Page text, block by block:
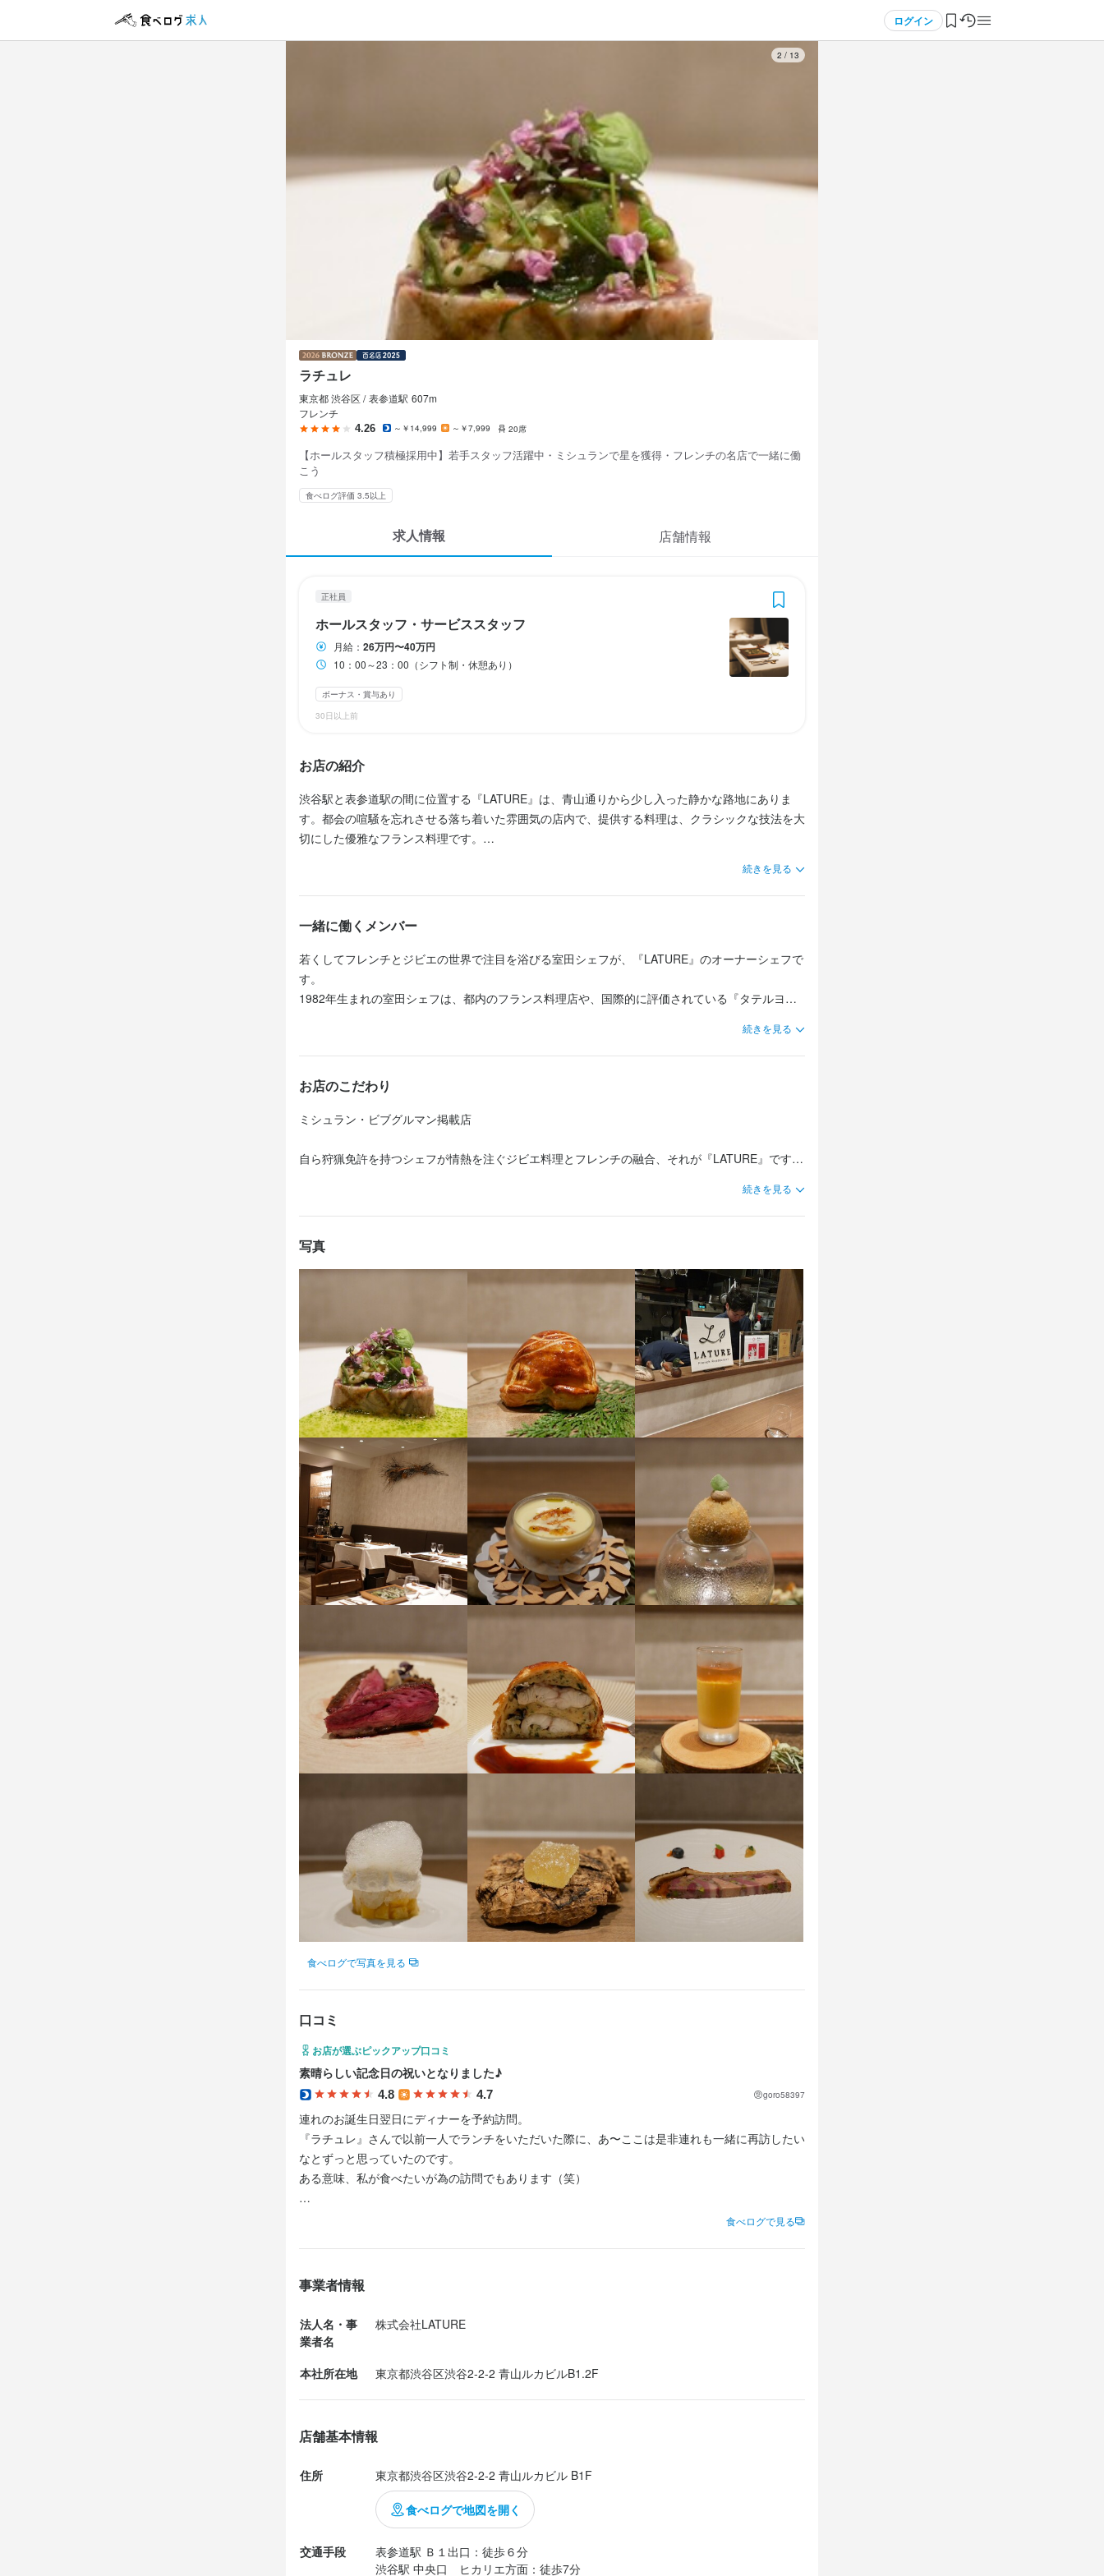
ログイン
3 / 13
ラチュレ
東京都 渋谷区 / 表参道駅 607m
フレンチ
4.26 ～￥14,999 ～￥7,999 20席
【ホールスタッフ積極採用中】若手スタッフ活躍中・ミシュランで星を獲得・フレンチの名店で一緒に働
こう
食べログ評価 3.5以上
求人情報 店舗情報
正社員
ホールスタッフ・サービススタッフ
月給： 26万円〜40万円
10：00～23：00（シフト制・休憩あり）
ボーナス・賞与あり
30日以上前
お店の紹介
渋谷駅と表参道駅の間に位置する『LATURE』は、青山通りから少し入った静かな路地にありま
す。都会の喧騒を忘れさせる落ち着いた雰囲気の店内で、提供する料理は、クラシックな技法を大
切にした優雅なフランス料理です。
春夏には仔羊や仔豚、桜鱒に加え、春野菜や山菜、筍、鮎などを取り入れ、秋冬には国産ジビエや
野生キノコを使用しています。自然との調和を重視し、四季ごとの旬の素材を活かした料理をお楽
しみいただけます。
オープンから1年半でミシュランの1つ星を獲得し、以来7年連続で星付きレストランとして高く評
価されています。
当店はミシュランの格式に縛られることなく、さらなる発展を目指しています。
「これからもっとお店を良くしていきたい」と考える意欲的でチャレンジ精神旺盛な方をお待ちし
ています。
続きを見る
一緒に働くメンバー
若くしてフレンチとジビエの世界で注目を浴びる室田シェフが、『LATURE』のオーナーシェフで
す。
1982年生まれの室田シェフは、都内のフランス料理店や、国際的に評価されている『タテルヨシ
2016年に『LATURE』をオープンし、フランスのレストランガイド『ゴ・エ・ミヨ』で「明日の
グランシェフ賞」を受賞。2018年にはミシュランの1つ星を獲得し、その後も7年間連続で星付き
レストランとして評価されています。フレンチの料理人として、さらにジビエ料理の名手としても
思っている方、「ミシュラン店をマネジメントしたい」と願う方をお待ちしています。目標に向か
って情熱を持つ方々を大歓迎します！
あなたの経験や知識を、『LATURE』で存分に活かしてみませんか？
続きを見る
お店のこだわり
ミシュラン・ビブグルマン掲載店
自ら狩猟免許を持つシェフが情熱を注ぐジビエ料理とフレンチの融合、それが『LATURE』です。
映させることをモットーとしています。全国各地から厳選した旬の素材を使い、丁寧に仕上げた料
理を提供しています。
『LATURE』自慢のジビエ料理のため、シェフが自ら狩猟免許を取得し、ハンターとしての技術を
磨いていることです。自ら獲った野鳥を使用することで、新鮮で特別な料理を実現しています。
また、ハンターとの交流を通じて質の高いジビエを年間を通じて調達し、狩猟先で見つけた旬の野
菜や果実も積極的に取り入れています。他では味わえない独自のルートから、個性的な味わいを追
求できる環境が整っています。
【個性豊かなジビエ料理】
・蝦夷鹿のブーダンマカロン
アミューズで特に人気があります。鹿のブーダンノアールをサンドしたマカロンは、鹿の毛皮に盛
り付けるという斬新な演出で、お客様に楽しんでいただいています。
・タルトジビエ
熊や鹿、猪などの独特で力強い旨みを凝縮した一品です。
多様な味わいや食感を堪能でき、ジビエ初心者でも楽しめるため、多くの方に人気があります。
続きを見る
写真
食べログで写真を見る
口コミ
お店が選ぶピックアップ口コミ
素晴らしい記念日の祝いとなりました♪
4.8 4.7 goro58397
連れのお誕生日翌日にディナーを予約訪問。
『ラチュレ』さんで以前一人でランチをいただいた際に、あ〜ここは是非連れも一緒に再訪したい
なとずっと思っていたのです。
ある意味、私が食べたいが為の訪問でもあります（笑）
当日まで何処に行くのかも伝えず表参道とだけ話してましたが、つい喋りそうになるのを何度我慢
予約したのは、
Menu Special 16,000円
（税込み・サービス料別途10％）
この日リクエストしたメインの食材について説明していただき、いよいよコー...
食べログで見る
事業者情報
法人名・事
業者名
株式会社LATURE
本社所在地 東京都渋谷区渋谷2-2-2 青山ルカビルB1.2F
店舗基本情報
住所 東京都渋谷区渋谷2-2-2 青山ルカビル B1F
食べログで地図を開く
交通手段
表参道駅 Ｂ１出口：徒歩６分
渋谷駅 中央口　ヒカリエ方面：徒歩7分
求人を選択する
正社員 ホールスタッフ 月給： 26万円〜40万円
求人を選択する
バイト バーテンダー 時給：1,250円〜
求人を選択する
正社員 調理師・調理スタッフ 月給： 28万円〜40万円
求人を選択する
正社員 店長候補 月給： 40万円〜60万円
正社員 ラチュレ
ホールスタッフ・サービススタッフ
ホールスタッフ・サービススタッフ
※経験・能力を考慮します
交通費全額支給
昇給あり（5年で10万円UPした実績あり）
勤務時間
10：00～23：00（シフト制・休憩あり）
休日・休暇
プライベートの予定を考慮しシフトを組みます！
月7～8日
月8日以上休みあり 夏季休暇あり
社員旅行
勉強会（スタッフと食事会）
まかない・食事補助あり 社会保険完備
ソムリエ資格をお持ちの方には、ワインの選定やサービス、仕入れといったソムリエ業務も担当
していただきます。
ホールスタッフを積極的に募集しています。
質の高いサービスを追求したい方にとって、最適な環境が整っています。
この仕事のおすすめポイント
【オンオフのメリハリを大切にできる】
月に7～8日の休暇がしっかりと取得できる環境です。
年末年始や夏季休暇もあり、帰省や旅行を楽しむことができます。
プライベートの時間を大切にしながら働くことができる職場です。
【ハイレベルな勉強ができる】
ミシュランに注目されるシェフのもとで、スキルを磨くチャンスがあります。ステップアップを
目指す方や独立を希望する方にとって、シェフから直接学べる貴重な経験が得られます。
さらに、社員旅行やスタッフ同士の食事を楽しむ勉強会を定期的に開催しています。新しい味や
サービスに触れられる機会があり、熱意次第でどんどん成長できる環境です。
また、日本酒やワインに関する勉強会や試飲会にも積極的に参加できます。技術だけでなく、知
識も深められるため、ソムリエ資格取得を目指す方には資格支援も行っています。多角的なサポ
ートが受けられる、心強い職場です。
ワインの知識 肉の知識 出店開業ノウハウ 店舗運営 メニュー開発
応募資格
歓迎スキル・経験
経験者優遇
求める人物像
・「将来的には自分でお店を持ちたい」と考えている方
・「『LATURE』のマネジメントにも関わりたい」と考えている方
・自分自身でこうしたいと前向きに考えて行動できる方
・やる気とチャレンジ精神が旺盛な方
お店の採用担当者からのメッセージ
店名
勤務地
株式会社LATURE